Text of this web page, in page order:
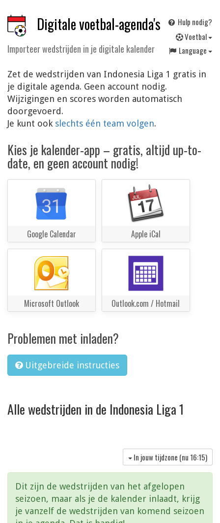
Digitale voetbal-agenda's
Importeer wedstrijden in je digitale kalender
Hulp nodig?
Voetbal
Language
Zet de wedstrijden van Indonesia Liga 1 gratis in
je digitale agenda. Geen account nodig.
Wijzigingen en scores worden automatisch
doorgevoerd.
Je kunt ook slechts één team volgen.
Kies je kalender-app – gratis, altijd up-to-
date, en geen account nodig!
Google Calendar Apple iCal
Microsoft Outlook Outlook.com / Hotmail
Problemen met inladen?
Uitgebreide instructies
Alle wedstrijden in de Indonesia Liga 1
In jouw tijdzone (nu 16:15)
Dit zijn de wedstrijden van het afgelopen
seizoen, maar als je de kalender inlaadt, krijg
je vanzelf de wedstrijden van komend seizoen